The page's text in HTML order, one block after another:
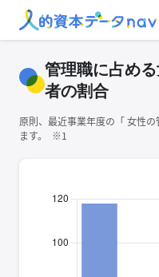
管理職に占め
者の割合
原則、最近事業年度の「 ⼥性
ます。 ※1